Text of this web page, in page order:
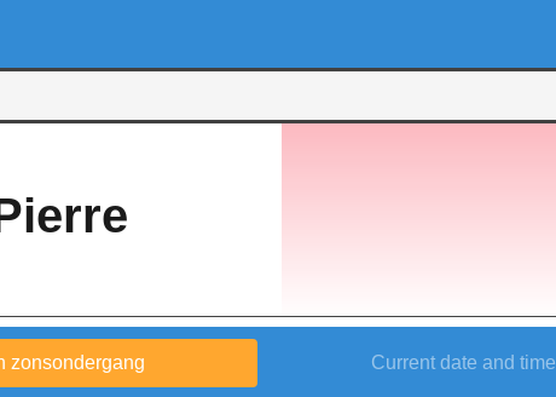
zonsondergang Current date and time